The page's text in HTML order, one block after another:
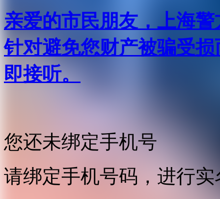
亲爱的市民朋友，上海
针对避免您财产被骗受
即接听。
您还未绑定手机号
请绑定手机号码，进行